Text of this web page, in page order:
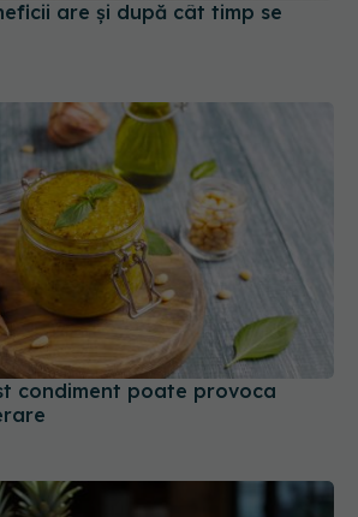
are și după cât timp se
condiment poate provoca